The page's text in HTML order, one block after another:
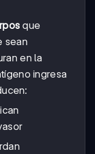
que
sean
en la
ingresa